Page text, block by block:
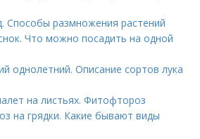
Способы размножения растений
Что можно посадить на одной
однолетний. Описание сортов лука
на листьях. Фитофтороз
на грядки. Какие бывают виды